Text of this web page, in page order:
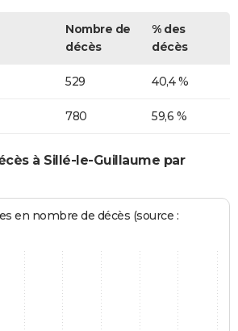
Nombre de
décès
% des
décès
529 40,4 %
780 59,6 %
à Sillé-le-Guillaume par
en nombre de décès (source :